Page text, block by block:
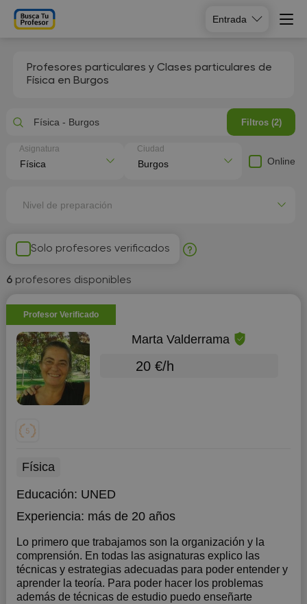
Entrada
Profesores particulares y Clases particulares de
Física en Burgos
Solo profesores verificados
6 profesores disponibles
Profesor Verificado
Marta Valderrama
20 €/h
Física
Educación: UNED
Experiencia: más de 20 años
Lo primero que trabajamos son la organización y la
comprensión. En todas las asignaturas explico las
técnicas y estrategias adecuadas para poder entender y
aprender la teoría. Para poder hacer los problemas
además de técnicas de estudio puedo enseñarte
Física - Burgos Filtros (2)
Asignatura Ciudad
Online
Nivel de preparación